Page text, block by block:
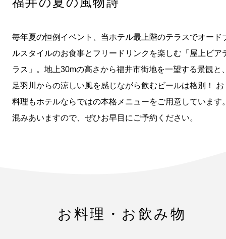
毎年夏の恒例イベント、当ホテル最上階のテラスでオード
ルスタイルのお食事とフリードリンクを楽しむ「屋上ビア
ラス」。地上30mの高さから福井市街地を一望する景観と
足羽川からの涼しい風を感じながら飲むビールは格別！ お
料理もホテルならではの本格メニューをご用意しています
混みあいますので、ぜひお早目にご予約ください。
お料理・お飲み物